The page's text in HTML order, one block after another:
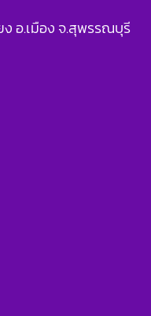
อ.เมือง จ.สุพรรณบุรี